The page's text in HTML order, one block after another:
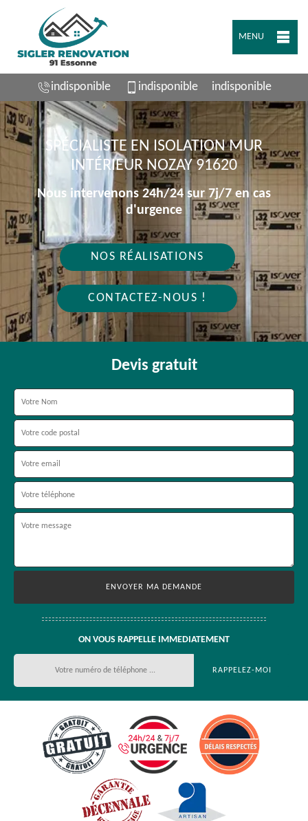
MENU
indisponible indisponible indisponible
SPÉCIALISTE EN ISOLATION MUR
INTÉRIEUR NOZAY 91620
Nous intervenons 24h/24 sur 7j/7 en cas
d'urgence
NOS RÉALISATIONS
CONTACTEZ-NOUS !
Devis gratuit
ON VOUS RAPPELLE IMMEDIATEMENT